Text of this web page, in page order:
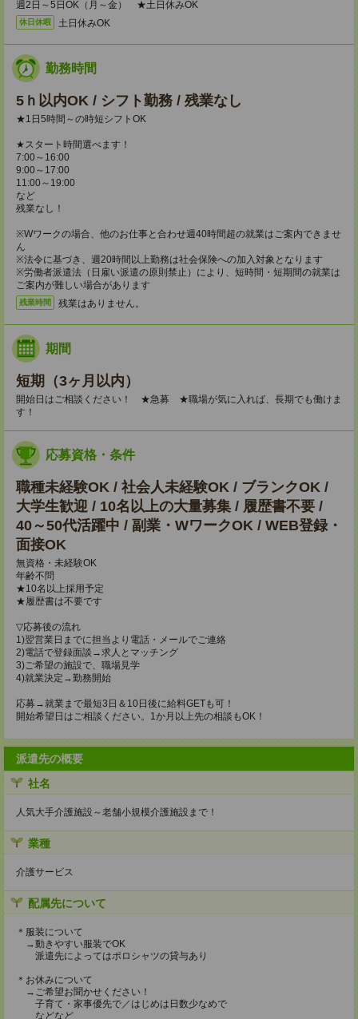
週2日～5日OK（月～金） ★土日休みOK
休日休暇 土日休みOK
勤務時間
5ｈ以内OK / シフト勤務 / 残業なし
★1日5時間～の時短シフトOK
★スタート時間選べます！
7:00～16:00
9:00～17:00
11:00～19:00
など
残業なし！
※Wワークの場合、他のお仕事と合わせ週40時間超の就業はご案内できませ
ん
※法令に基づき、週20時間以上勤務は社会保険への加入対象となります
※労働者派遣法（日雇い派遣の原則禁止）により、短時間・短期間の就業は
ご案内が難しい場合があります
残業時間 残業はありません。
期間
短期（3ヶ月以内）
開始日はご相談ください！ ★急募 ★職場が気に入れば、長期でも働けま
す！
応募資格・条件
職種未経験OK / 社会人未経験OK / ブランクOK /
大学生歓迎 / 10名以上の大量募集 / 履歴書不要 /
40～50代活躍中 / 副業・WワークOK / WEB登録・
面接OK
無資格・未経験OK
年齢不問
★10名以上採用予定
★履歴書は不要です
▽応募後の流れ
1)翌営業日までに担当より電話・メールでご連絡
2)電話で登録面談→求人とマッチング
3)ご希望の施設で、職場見学
4)就業決定→勤務開始
応募→就業まで最短3日＆10日後に給料GETも可！
開始希望日はご相談ください。1か月以上先の相談もOK！
派遣先の概要
社名
人気大手介護施設～老舗小規模介護施設まで！
業種
介護サービス
配属先について
＊服装について
→動きやすい服装でOK
派遣先によってはポロシャツの貸与あり
＊お休みについて
→ご希望お聞かせください！
子育て・家事優先で／はじめは日数少なめで
などなど